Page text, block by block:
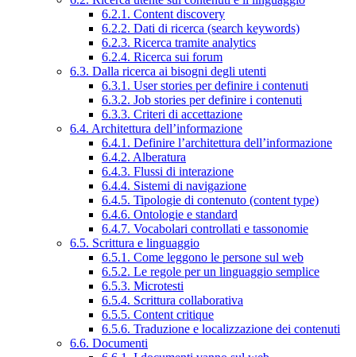
6.2.1. Content discovery
6.2.2. Dati di ricerca (search keywords)
6.2.3. Ricerca tramite analytics
6.2.4. Ricerca sui forum
6.3. Dalla ricerca ai bisogni degli utenti
6.3.1. User stories per definire i contenuti
6.3.2. Job stories per definire i contenuti
6.3.3. Criteri di accettazione
6.4. Architettura dell’informazione
6.4.1. Definire l’architettura dell’informazione
6.4.2. Alberatura
6.4.3. Flussi di interazione
6.4.4. Sistemi di navigazione
6.4.5. Tipologie di contenuto (content type)
6.4.6. Ontologie e standard
6.4.7. Vocabolari controllati e tassonomie
6.5. Scrittura e linguaggio
6.5.1. Come leggono le persone sul web
6.5.2. Le regole per un linguaggio semplice
6.5.3. Microtesti
6.5.4. Scrittura collaborativa
6.5.5. Content critique
6.5.6. Traduzione e localizzazione dei contenuti
6.6. Documenti